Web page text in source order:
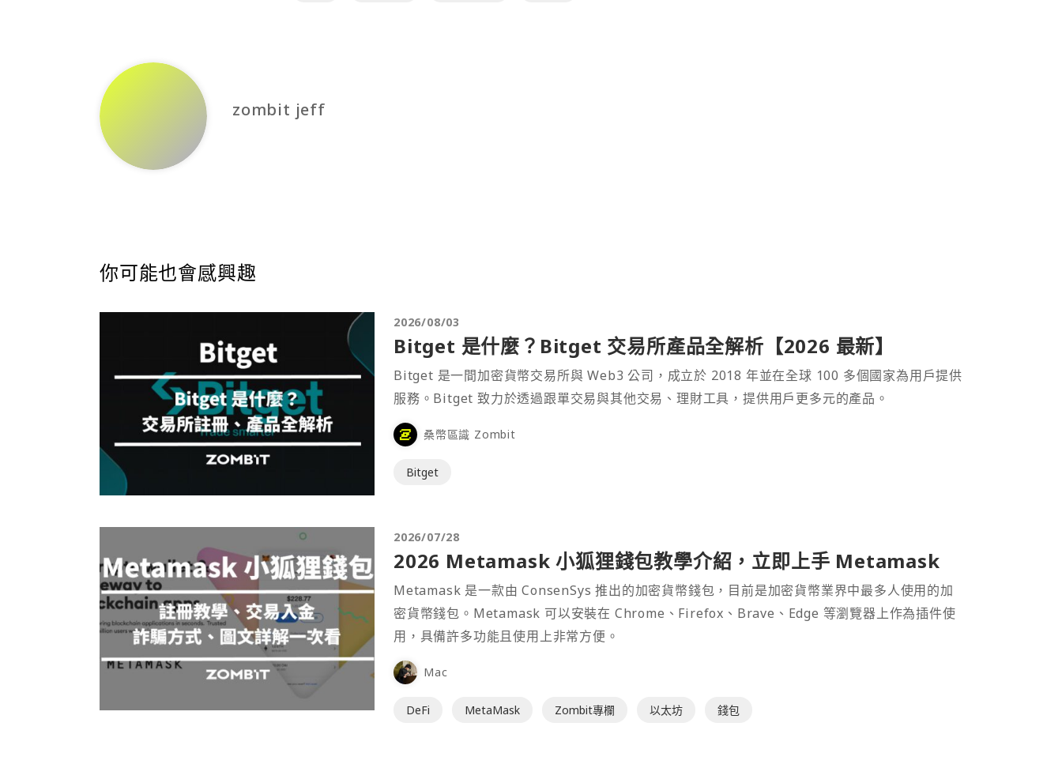
zombit jeff
你可能也會感興趣
2026/08/03
Bitget 是什麼？Bitget 交易所產品全解析【2026 最新】
Bitget 是一間加密貨幣交易所與 Web3 公司，成立於 2018 年並在全球 100 多個國家為用戶提供
服務。Bitget 致力於透過跟單交易與其他交易、理財工具，提供用戶更多元的產品。
桑幣區識 Zombit
Bitget
2026/07/28
2026 Metamask 小狐狸錢包教學介紹，立即上手 Metamask
Metamask 是一款由 ConsenSys 推出的加密貨幣錢包，目前是加密貨幣業界中最多人使用的加
密貨幣錢包。Metamask 可以安裝在 Chrome、Firefox、Brave、Edge 等瀏覽器上作為插件使
用，具備許多功能且使用上非常方便。
Mac
DeFi MetaMask Zombit專欄 以太坊 錢包